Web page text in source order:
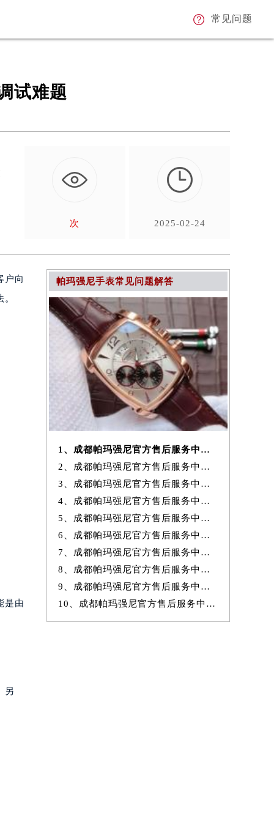
常见问题
试难题
次
2025-02-24
户向
是由
另
帕玛强尼手表常见问题解答
1、成都帕玛强尼官方售后服务中心｜地址与24小时服务电话权威信息公示
2、成都帕玛强尼官方售后服务中心｜全新热线及维修地址权威信息公示（20
3、成都帕玛强尼官方售后服务中心｜地址及官方联系电话权威信息公示（20
4、成都帕玛强尼官方售后服务中心｜最新维修地址及官方电话权威信息公
5、成都帕玛强尼官方售后服务中心｜网点地址与售后电话权威信息公示（20
6、成都帕玛强尼官方售后服务中心｜最新地址与客服电话权威信息公示（20
7、成都帕玛强尼官方售后服务中心｜官方电话和网点地址权威信息公示（20
8、成都帕玛强尼官方售后服务中心｜详细网点地址及热线权威信息公示（20
9、成都帕玛强尼官方售后服务中心｜详细网点地址与售后热线权威信息公
10、成都帕玛强尼官方售后服务中心｜全新地址及售后电话权威信息公示（20